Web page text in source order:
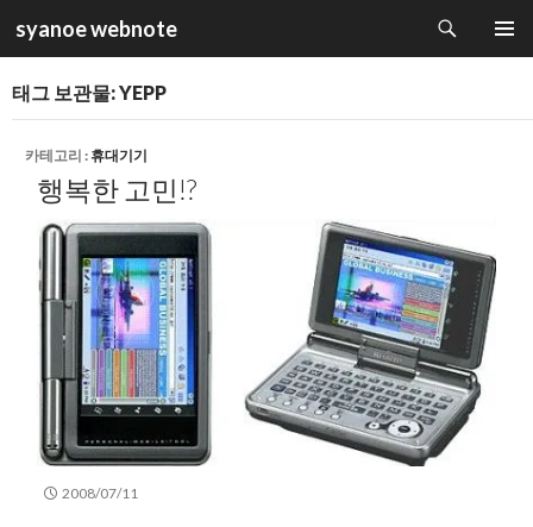
syanoe webnote
색
츠
로
건
태그 보관물: YEPP
카테고리 : 휴대기기
행복한 고민!?
2008/07/11